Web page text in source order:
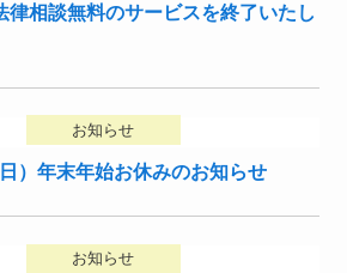
律相談無料のサービスを終了いたし
お知らせ
）年末年始お休みのお知らせ
お知らせ